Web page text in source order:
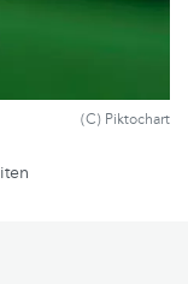
(C) Piktochart